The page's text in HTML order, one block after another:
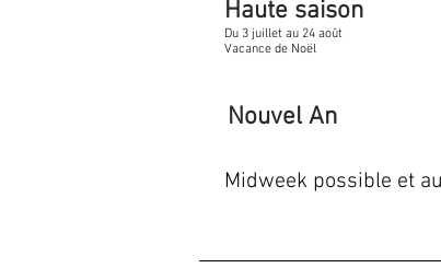
Haute saison
Du 3 juillet au 24 août
Vacance de Noël
Nouvel An
Midweek possible et